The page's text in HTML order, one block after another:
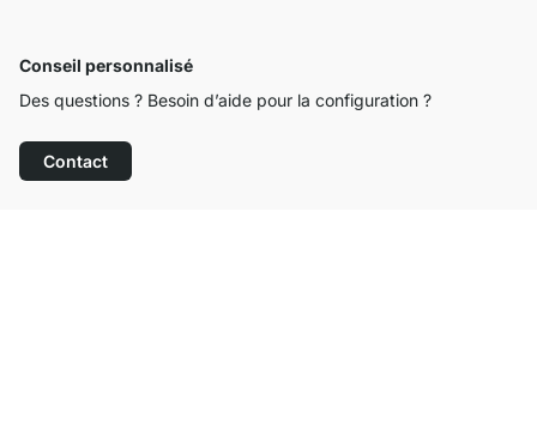
Conseil personnalisé
Des questions ? Besoin d’aide pour la configuration ?
Contact